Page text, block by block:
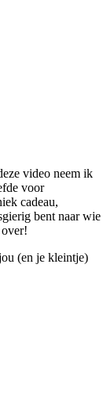
video neem ik
voor
cadeau,
bent naar wie
(en je kleintje)